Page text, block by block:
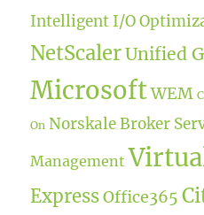
Intelligent I/O
NetScalerUnified
MicrosoftWEM
On Norskale Broker
Management
ExpressOffice365